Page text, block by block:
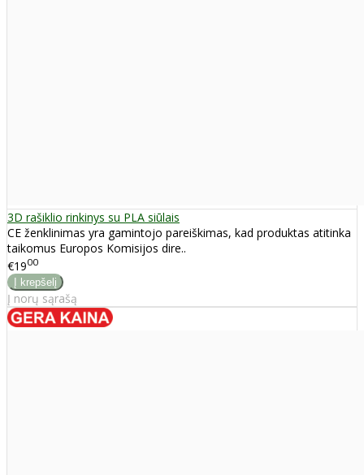
3D rašiklio rinkinys su PLA siūlais
CE ženklinimas yra gamintojo pareiškimas, kad produktas atitinka
taikomus Europos Komisijos dire..
€1900
Į norų sąrašą